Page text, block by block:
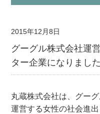
2015年12月8日
グーグル株式会社運
ター企業になりました
丸蔵株式会社は、グー
運営する女性の社会進